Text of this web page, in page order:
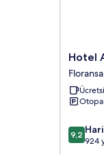
Hotel
Floransa
Tarihi
Merkezi
Hotel
10
9,2
924